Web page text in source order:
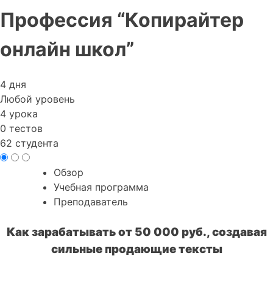
Профессия “Копирайтер
онлайн школ”
4 дня
Любой уровень
4 урока
0 тестов
62 студента
Обзор
Учебная программа
Преподаватель
Как зарабатывать от 50 000 руб., создавая
сильные продающие тексты